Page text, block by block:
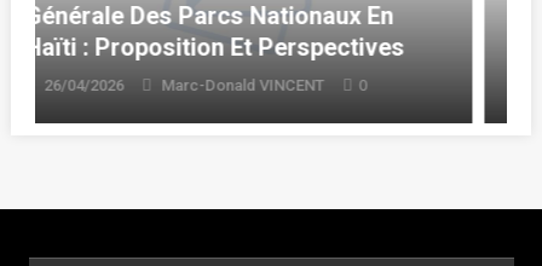
Haïti : Delcarme BOLIVARD Décroche
Son Doctorat En Droit
16/04/2026 Marc-Donald VINCENT